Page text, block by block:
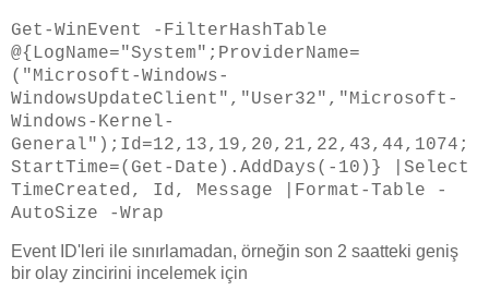
Get-WinEvent -FilterHashTable
@{LogName="System";ProviderName=
("Microsoft-Windows-
WindowsUpdateClient","User32","Microsoft-
Windows-Kernel-
General");Id=12,13,19,20,21,22,43,44,1074;
StartTime=(Get-Date).AddDays(-10)} |Select
TimeCreated, Id, Message |Format-Table -
AutoSize -Wrap
Event ID'leri ile sınırlamadan, örneğin son 2 saatteki geniş
bir olay zincirini incelemek için